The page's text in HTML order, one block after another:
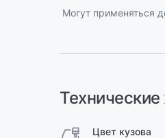
Могут применяться
Цвет кузова